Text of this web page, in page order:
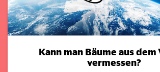
Kann man Bäume aus
vermessen?